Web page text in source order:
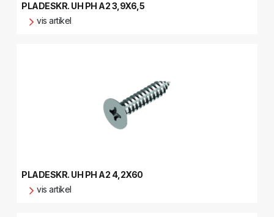
PLADESKR. UH PH A2 3,9X6,5
vis artikel
PLADESKR. UH PH A2 4,2X60
vis artikel